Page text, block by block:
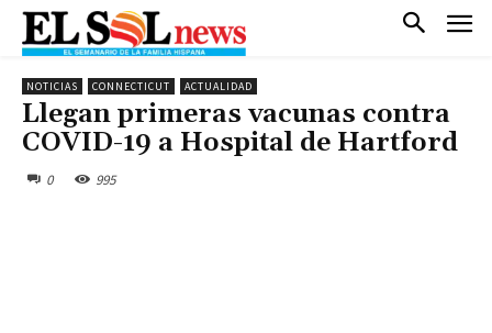
NOTICIAS CONNECTICUT ACTUALIDAD
Llegan primeras vacunas contra
COVID-19 a Hospital de Hartford
0 995